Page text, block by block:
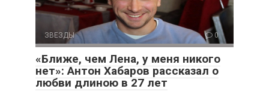
ЗВЕЗДЫ 0
«Ближе, чем Лена, у меня никого
нет»: Антон Хабаров рассказал о
любви длиною в 27 лет